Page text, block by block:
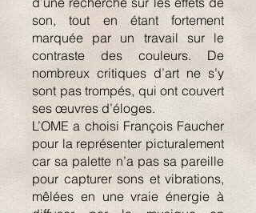
son, tout en étant fortement
marquée par un travail sur le
contraste des couleurs. De
nombreux critiques d’art ne s’y
sont pas trompés, qui ont couvert
ses œuvres d’éloges.
L’OME a choisi François Faucher
pour la représenter picturalement
car sa palette n’a pas sa pareille
pour capturer sons et vibrations,
mêlées en une vraie énergie à